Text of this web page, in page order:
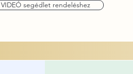
VIDEÓ segédlet rendeléshez